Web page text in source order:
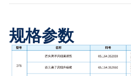
规格参数